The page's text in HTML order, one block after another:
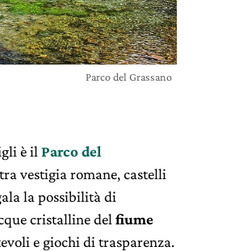
Parco del Grassano
è il Parco del
vestigia romane, castelli
la possibilità di
cristalline del fiume
e giochi di trasparenza.